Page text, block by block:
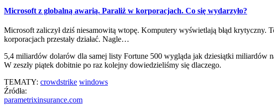
Microsoft z globalną awarią. Paraliż w korporacjach. Co się wydarzyło?
Microsoft zaliczył dziś niesamowitą wtopę. Komputery wyświetlają błąd krytyczny.
korporacjach przestały działać. Nagle…
5,4 miliardów dolarów dla samej listy Fortune 500 wygląda jak dziesiątki miliardów
W zeszły piątek dobitnie po raz kolejny dowiedzieliśmy się dlaczego.
TEMATY: crowdstrike windows
Źródła:
parametrixinsurance.com